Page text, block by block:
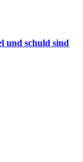
und schuld sind